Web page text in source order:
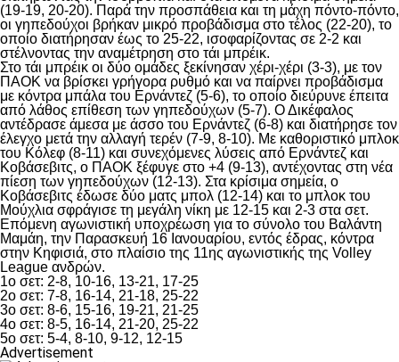
(19-19, 20-20). Παρά την προσπάθεια και τη μάχη πόντο-πόντο,
οι γηπεδούχοι βρήκαν μικρό προβάδισμα στο τέλος (22-20), το
οποίο διατήρησαν έως το 25-22, ισοφαρίζοντας σε 2-2 και
στέλνοντας την αναμέτρηση στο τάι μπρέικ.
Στο τάι μπρέικ οι δύο ομάδες ξεκίνησαν χέρι-χέρι (3-3), με τον
ΠΑΟΚ να βρίσκει γρήγορα ρυθμό και να παίρνει προβάδισμα
με κόντρα μπάλα του Ερνάντεζ (5-6), το οποίο διεύρυνε έπειτα
από λάθος επίθεση των γηπεδούχων (5-7). Ο Δικέφαλος
αντέδρασε άμεσα με άσσο του Ερνάντεζ (6-8) και διατήρησε τον
έλεγχο μετά την αλλαγή τερέν (7-9, 8-10). Με καθοριστικό μπλοκ
του Κόλεφ (8-11) και συνεχόμενες λύσεις από Ερνάντεζ και
Κοβάσεβιτς, ο ΠΑΟΚ ξέφυγε στο +4 (9-13), αντέχοντας στη νέα
πίεση των γηπεδούχων (12-13). Στα κρίσιμα σημεία, ο
Κοβάσεβιτς έδωσε δύο ματς μπολ (12-14) και το μπλοκ του
Μούχλια σφράγισε τη μεγάλη νίκη με 12-15 και 2-3 στα σετ.
Επόμενη αγωνιστική υποχρέωση για το σύνολο του Βαλάντη
Μαμάη, την Παρασκευή 16 Ιανουαρίου, εντός έδρας, κόντρα
στην Κηφισιά, στο πλαίσιο της 11ης αγωνιστικής της Volley
League ανδρών.
1ο σετ: 2-8, 10-16, 13-21, 17-25
2ο σετ: 7-8, 16-14, 21-18, 25-22
3ο σετ: 8-6, 15-16, 19-21, 21-25
4ο σετ: 8-5, 16-14, 21-20, 25-22
5ο σετ: 5-4, 8-10, 9-12, 12-15
Advertisement